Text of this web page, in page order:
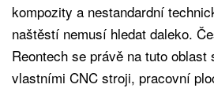
kompozity a nestandardní
naštěstí nemusí hledat daleko.
Reontech se právě na tuto
vlastními CNC stroji, pracovní